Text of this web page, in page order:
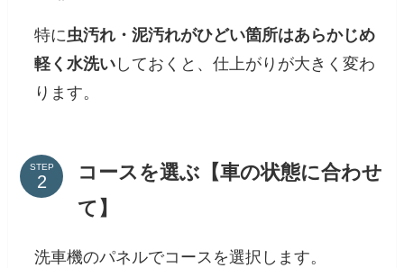
特に虫汚れ・泥汚れがひどい箇所はあらかじめ
軽く水洗い しておくと、仕上がりが大きく変わ
ります。
STEP
コースを選ぶ【車の状態に合わせ
て】
洗車機のパネルでコースを選択します。